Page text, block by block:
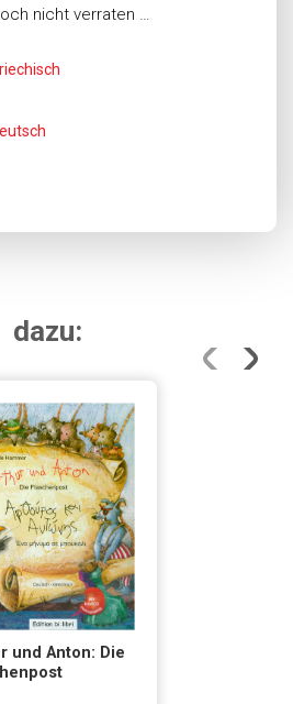
nicht verraten …
dazu:
und Anton: Die